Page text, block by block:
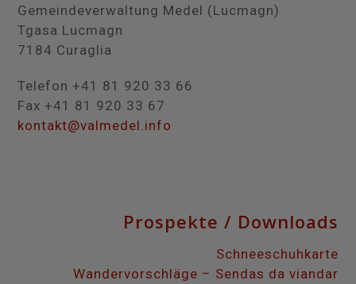
Gemeindeverwaltung Medel (Lucmagn)
Tgasa Lucmagn
7184 Curaglia
Telefon +41 81 920 33 66
Fax +41 81 920 33 67
kontakt@valmedel.info
Prospekte / Downloads
Schneeschuhkarte
Wandervorschläge – Sendas da viandar